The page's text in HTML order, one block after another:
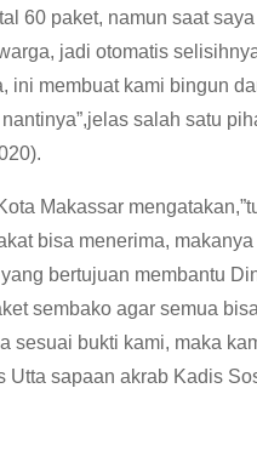
60 paket, namun saat
jadi otomatis
ini membuat kami bingun
salah satu
Makassar
bisa menerima,
bertujuan membantu
sembako agar semua
sesuai bukti kami, maka
Utta sapaan akrab Kadis